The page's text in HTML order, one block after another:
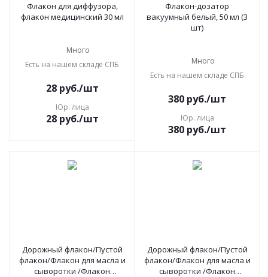
Флакон для диффузора,
флакон медицинский 30 мл
Много
Есть на нашем складе СПБ
28руб./шт
Юр. лица
28руб./шт
Флакон-дозатор
вакуумный белый, 50 мл (3
шт)
Много
Есть на нашем складе СПБ
380 руб./шт
Юр. лица
380 руб./шт
Дорожный флакон/Пустой
флакон/Флакон для масла и
сыворотки /Флакон
Дорожный флакон/Пустой
флакон/Флакон для масла и
сыворотки /Флакон